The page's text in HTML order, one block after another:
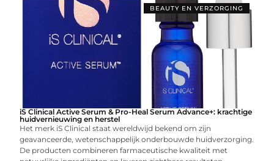
BEAUTY EN VERZORGING
iS Clinical Active Serum & Pro-Heal Serum Advance+: krachtige
huidvernieuwing en herstel
Het merk iS Clinical staat wereldwijd bekend om zijn
geavanceerde, wetenschappelijk onderbouwde huidverzorging.
De producten combineren farmaceutische kwaliteit met